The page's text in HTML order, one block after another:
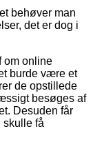
behøver man
det er dog i
om online
burde være et
de opstillede
besøges af
Desuden får
få